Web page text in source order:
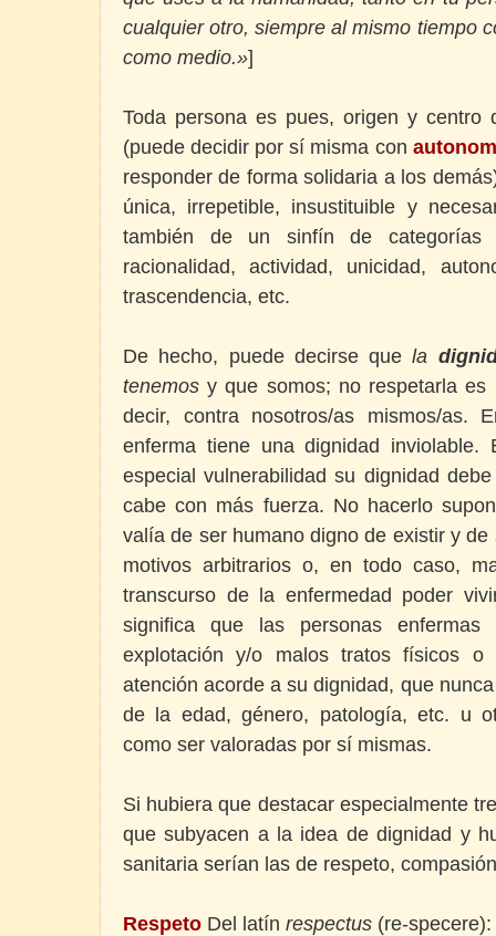
cualquier otro, siempre al mismo tiempo
como medio.»]
Toda persona es pues, origen y
(puede decidir por sí misma con
responder de forma solidaria a los
única, irrepetible, insustituible y
también de un sinfín de
racionalidad, actividad, unicidad,
trascendencia, etc.
De hecho, puede decirse quela
tenemosy que somos; no respetarla
decir, contra nosotros/as mismos/as.
enferma tiene una dignidad
especial vulnerabilidad su dignidad
cabe con más fuerza. No hacerlo
valía de ser humano digno de existir y
motivos arbitrarios o, en todo caso,
transcurso de la enfermedad poder
significa que las personas
explotación y/o malos tratos físicos o
atención acorde a su dignidad, que
de la edad, género, patología, etc. u
como ser valoradas por sí mismas.
Si hubiera que destacar especialmente
que subyacen a la idea de dignidad y
sanitaria serían las de respeto,
Respeto Del latín respectus (re-specere):